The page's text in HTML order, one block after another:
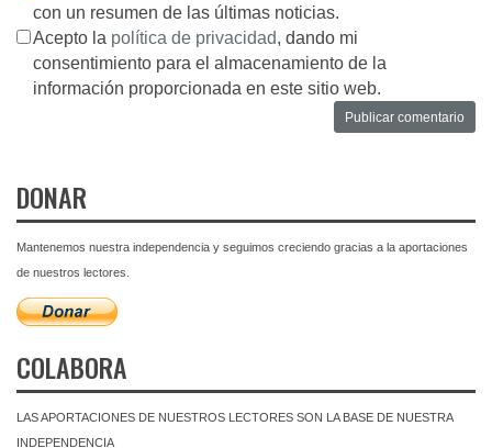
con un resumen de las últimas noticias.
Acepto la política de privacidad, dando mi
consentimiento para el almacenamiento de la
información proporcionada en este sitio web.
DONAR
Mantenemos nuestra independencia y seguimos creciendo gracias a la aportaciones
de nuestros lectores.
COLABORA
LAS APORTACIONES DE NUESTROS LECTORES SON LA BASE DE NUESTRA
INDEPENDENCIA